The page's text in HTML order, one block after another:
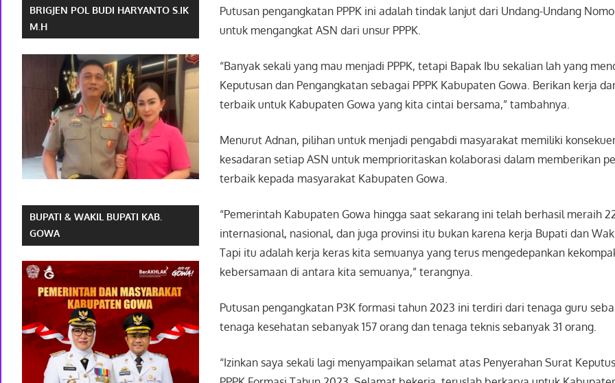
Putusan pengangkatan PPPK ini adalah tindak lanjut dari Undang-Undang
untuk mengangkat ASN dari unsur PPPK.
“Banyak sekali yang mau menjadi PPPK, tetapi Bapak Ibu sekalian lah yang
Keputusan dan Pengangkatan sebagai PPPK Kabupaten Gowa. Berikan kerja
terbaik untuk Kabupaten Gowa yang kita cintai bersama,” tambahnya.
Menurut Adnan, pilihan untuk menjadi pengabdi masyarakat memiliki
kesadaran setiap ASN untuk memprioritaskan kolaborasi dalam memberikan
terbaik kepada masyarakat Kabupaten Gowa.
“Pemerintah Kabupaten Gowa hingga saat sekarang ini telah berhasil meraih
internasional, nasional, dan juga provinsi itu bukan karena kerja Bupati dan
Tapi itu adalah kerja keras kita semuanya yang terus mengedepankan
kebersamaan di antara kita semuanya,” terangnya.
Putusan pengangkatan P3K formasi tahun 2023 ini terdiri dari tenaga guru
tenaga kesehatan sebanyak 157 orang dan tenaga teknis sebanyak 31 orang.
“Izinkan saya sekali lagi menyampaikan selamat atas Penyerahan Surat
BRIGJEN POL BUDI HARYANTO S.IK
M.H
BUPATI & WAKIL BUPATI KAB.
GOWA